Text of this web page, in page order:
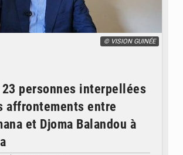
© VISION GUINÉE
23 personnes interpellées
affrontements entre
et Djoma Balandou à